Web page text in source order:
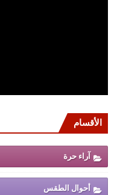
الأقسام
آراء حرة
أحوال الطقس